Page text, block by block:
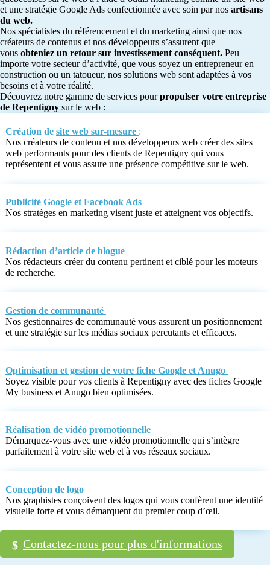
et une stratégie Google Ads confectionnée avec soin par nos artisans
du web.
Nos spécialistes du référencement et du marketing ainsi que nos
créateurs de contenus et nos développeurs s’assurent que
vous obteniez un retour sur investissement conséquent. Peu
importe votre secteur d’activité, que vous soyez un entrepreneur en
construction ou un tatoueur, nos solutions web sont adaptées à vos
besoins et à votre réalité.
Découvrez notre gamme de services pour propulser votre entreprise
de Repentigny sur le web :
Création de site web sur-mesure :
Nos créateurs de contenu et nos développeurs web créer des sites
web performants pour des clients de Repentigny qui vous
représentent et vous assure une présence compétitive sur le web.
Publicité Google et Facebook Ads
Nos stratèges en marketing visent juste et atteignent vos objectifs.
Rédaction d’article de blogue
Nos rédacteurs créer du contenu pertinent et ciblé pour les moteurs
de recherche.
Gestion de communauté
Nos gestionnaires de communauté vous assurent un positionnement
et une stratégie sur les médias sociaux percutants et efficaces.
Optimisation et gestion de votre fiche Google et Anugo
Soyez visible pour vos clients à Repentigny avec des fiches Google
My business et Anugo bien optimisées.
Réalisation de vidéo promotionnelle
Démarquez-vous avec une vidéo promotionnelle qui s’intègre
parfaitement à votre site web et à vos réseaux sociaux.
Conception de logo
Nos graphistes conçoivent des logos qui vous confèrent une identité
visuelle forte et vous démarquent du premier coup d’œil.
Contactez-nous pour plus d'informations